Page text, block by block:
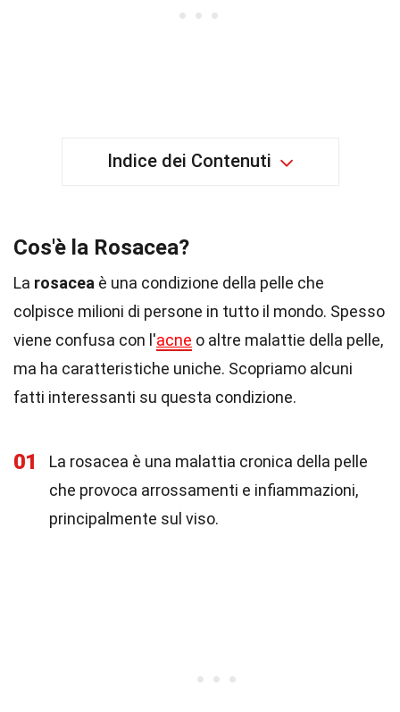
Indice dei Contenuti
Cos'è la Rosacea?
La rosacea è una condizione della pelle che
colpisce milioni di persone in tutto il mondo. Spesso
viene confusa con l'acne o altre malattie della pelle,
ma ha caratteristiche uniche. Scopriamo alcuni
fatti interessanti su questa condizione.
01
La rosacea è una malattia cronica della pelle
che provoca arrossamenti e infiammazioni,
principalmente sul viso.